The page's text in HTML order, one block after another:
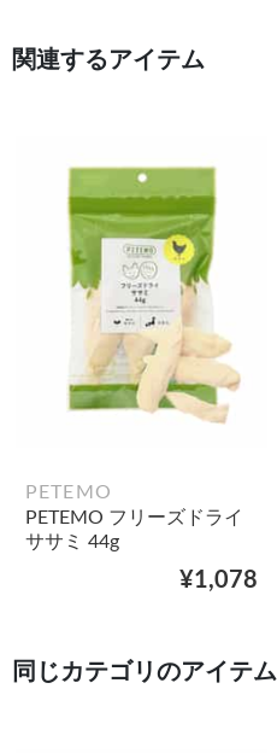
関連するアイテム
PETEMO
PETEMO フリーズドライ
ササミ 44g
¥1,078
同じカテゴリのアイテム